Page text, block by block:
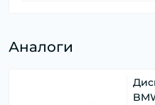
Аналоги